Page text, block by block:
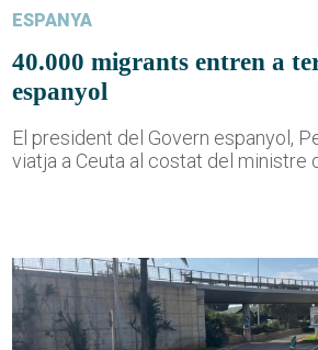
ESPANYA
40.000 migrants entren a
espanyol
El president del Govern espanyol,
viatja a Ceuta al costat del ministre